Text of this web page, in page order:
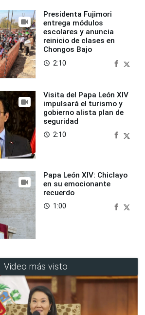
Presidenta Fujimori
entrega módulos
escolares y anuncia
reinicio de clases en
Chongos Bajo
access_time 2:10
Visita del Papa León XIV
impulsará el turismo y
gobierno alista plan de
seguridad
access_time 2:10
Papa León XIV: Chiclayo
en su emocionante
recuerdo
access_time 1:00
Video más visto